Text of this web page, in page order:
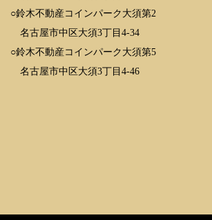
○鈴木不動産コインパーク大須第2
名古屋市中区大須3丁目4-34
○鈴木不動産コインパーク大須第5
名古屋市中区大須3丁目4-46